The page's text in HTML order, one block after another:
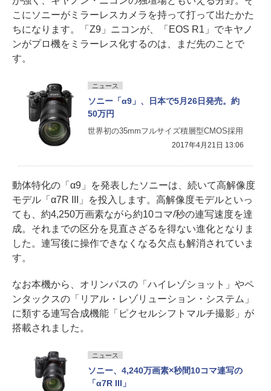
こにソニーがミラーレスカメラを持って打って出たかた
ちになります。「Z9」ニコンが、「EOS R1」でキヤノ
ンがプロ機をミラーレス化するのは、まだ先のことで
す。
ニュース
ソニー「α9」、日本で5月26日発売。約
50万円
世界初の35mmフルサイズ積層型CMOS採用
2017年4月21日 13:06
動体特化の「α9」を発表したソニーは、続いて高解像度
モデル「α7R III」を投入します。高解像度モデルといっ
ても、約4,250万画素ながら約10コマ/秒の連写速度を達
成。それまでの区分を見直さざるを得ない進化となりま
した。連写後に操作できなくなる欠点も解消されていま
す。
なお本機から、オリンパスの「ハイレゾショット」やペ
ンタックスの「リアル・レゾリューション・システム」
に類する連写合成機能「ピクセルシフトマルチ撮影」が
搭載されました。
ニュース
ソニー、4,240万画素×秒間10コマ連写の
「α7R III」